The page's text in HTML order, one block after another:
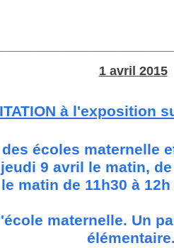
1 avril 2015
à l'exposition
écoles maternelle
jeudi 9 avril le matin, de
matin de 11h30 à
maternelle. Un
élémentaire.